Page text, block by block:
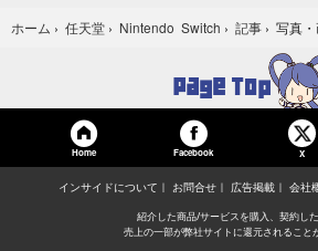
ホーム › 任天堂 › Nintendo Switch › 記事 › 写真
Home Facebook X
インサイドについて お問合せ 広告掲載 会社
紹介した商品/サービスを購入、契約した
売上の一部が弊社サイトに還元されること